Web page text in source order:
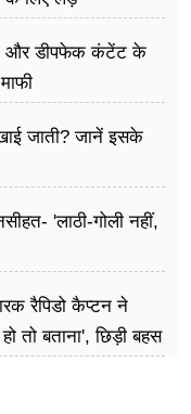
और डीपफेक कंटेंट के
जाती? जानें इसके
'लाठी-गोली नहीं,
रैपिडो कैप्टन ने
तो बताना', छिड़ी बहस